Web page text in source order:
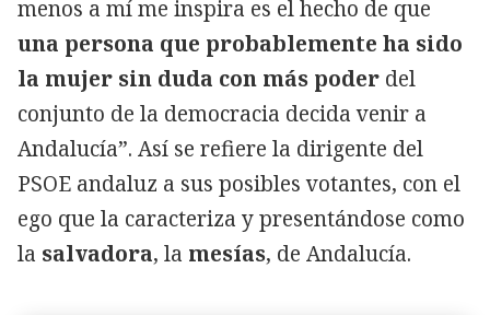
menos a mí me inspira es el hecho de que
una persona que probablemente ha sido
la mujer sin duda con más poder del
conjunto de la democracia decida venir a
Andalucía”. Así se refiere la dirigente del
PSOE andaluz a sus posibles votantes, con el
ego que la caracteriza y presentándose como
la salvadora, la mesías, de Andalucía.